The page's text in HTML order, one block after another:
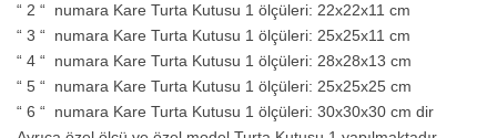
“ 2 “ numara Kare Turta Kutusu 1 ölçüleri: 22x22x11 cm
“ 3 “ numara Kare Turta Kutusu 1 ölçüleri: 25x25x11 cm
“ 4 “ numara Kare Turta Kutusu 1 ölçüleri: 28x28x13 cm
“ 5 “ numara Kare Turta Kutusu 1 ölçüleri: 25x25x25 cm
“ 6 “ numara Kare Turta Kutusu 1 ölçüleri: 30x30x30 cm dir